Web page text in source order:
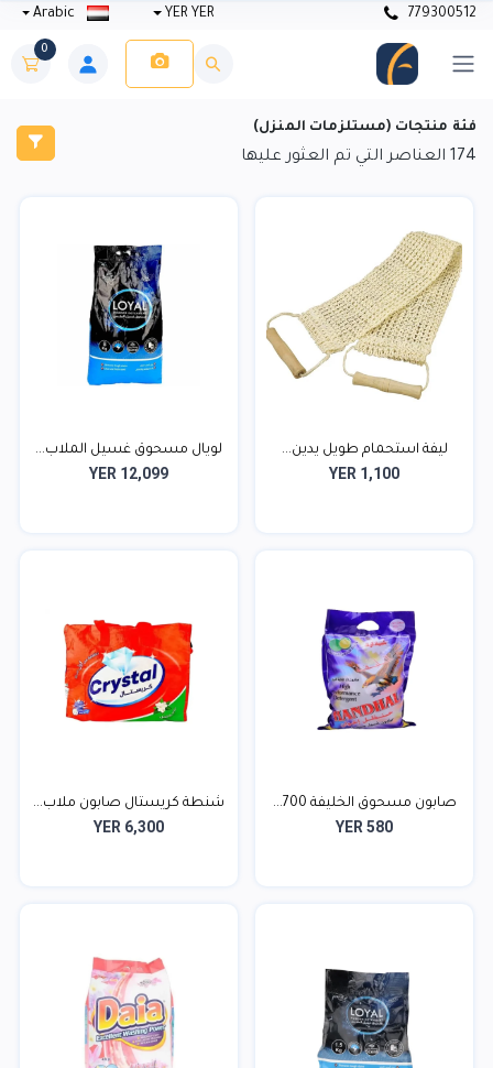
779300512
YER YER
0
فئة منتجات (مستلزمات المنزل)
174 العناصر التي تم العثور عليها
ليفة استحمام طويل يدين...
YER 1,100
لويال مسحوق غسيل الملاب...
YER 12,099
صابون مسحوق الخليفة 700...
YER 580
شنطة كريستال صابون ملاب...
YER 6,300